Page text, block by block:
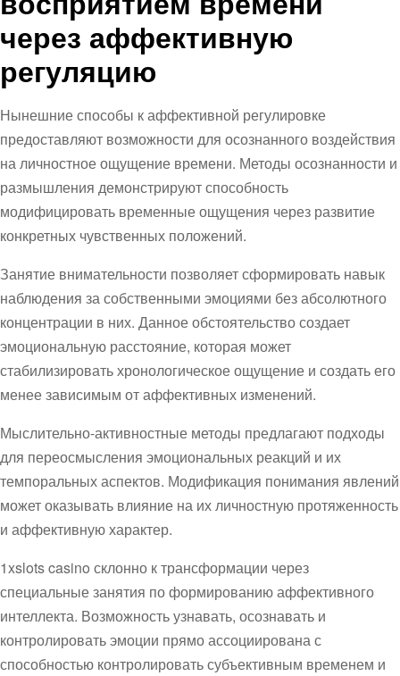
через аффективную
регуляцию
Нынешние способы к аффективной регулировке
предоставляют возможности для осознанного воздействия
на личностное ощущение времени. Методы осознанности и
размышления демонстрируют способность
модифицировать временные ощущения через развитие
конкретных чувственных положений.
Занятие внимательности позволяет сформировать навык
наблюдения за собственными эмоциями без абсолютного
концентрации в них. Данное обстоятельство создает
эмоциональную расстояние, которая может
стабилизировать хронологическое ощущение и создать его
менее зависимым от аффективных изменений.
Мыслительно-активностные методы предлагают подходы
для переосмысления эмоциональных реакций и их
темпоральных аспектов. Модификация понимания явлений
может оказывать влияние на их личностную протяженность
и аффективную характер.
1xslots casino склонно к трансформации через
специальные занятия по формированию аффективного
интеллекта. Возможность узнавать, осознавать и
контролировать эмоции прямо ассоциирована с
способностью контролировать субъективным временем и